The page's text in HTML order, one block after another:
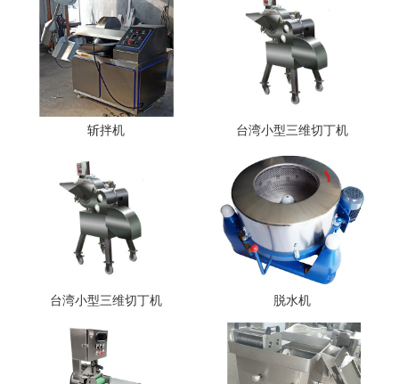
斩拌机 台湾小型三维切丁机
台湾小型三维切丁机 脱水机